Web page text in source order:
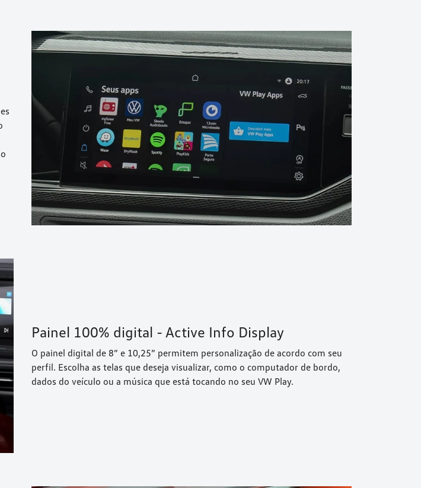
Painel 100% digital - Active Info Display
O painel digital de 8” e 10,25” permitem personalização de acordo com seu
perfil. Escolha as telas que deseja visualizar, como o computador de bordo,
dados do veículo ou a música que está tocando no seu VW Play.